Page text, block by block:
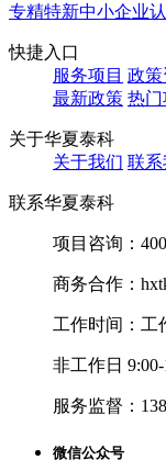
专精特新中小企业
快捷入口
服务项目 政
最新政策 热门
关于华夏泰科
关于我们 联系
联系华夏泰科
项目咨询：
商务合作：
工作时间： 工
非工作日 9:00-
服务监督：
微信公众号